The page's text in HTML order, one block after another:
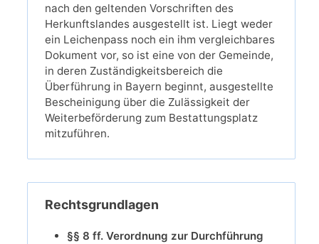
nach den geltenden Vorschriften des
Herkunftslandes ausgestellt ist. Liegt weder
ein Leichenpass noch ein ihm vergleichbares
Dokument vor, so ist eine von der Gemeinde,
in deren Zuständigkeitsbereich die
Überführung in Bayern beginnt, ausgestellte
Bescheinigung über die Zulässigkeit der
Weiterbeförderung zum Bestattungsplatz
mitzuführen.
Rechtsgrundlagen
§§ 8 ff. Verordnung zur Durchführung